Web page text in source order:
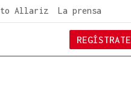
Allariz La prensa
REGÍSTRATE